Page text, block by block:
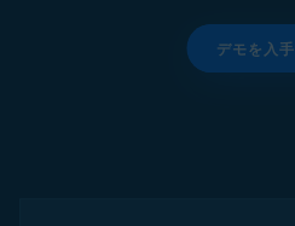
デモを入